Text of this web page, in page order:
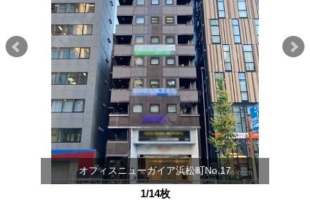
オフィスニューガイア浜松町No.17
1/14枚